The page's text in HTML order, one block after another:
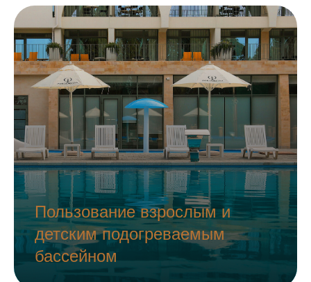
Пользование взрослым и
детским подогреваемым
бассейном